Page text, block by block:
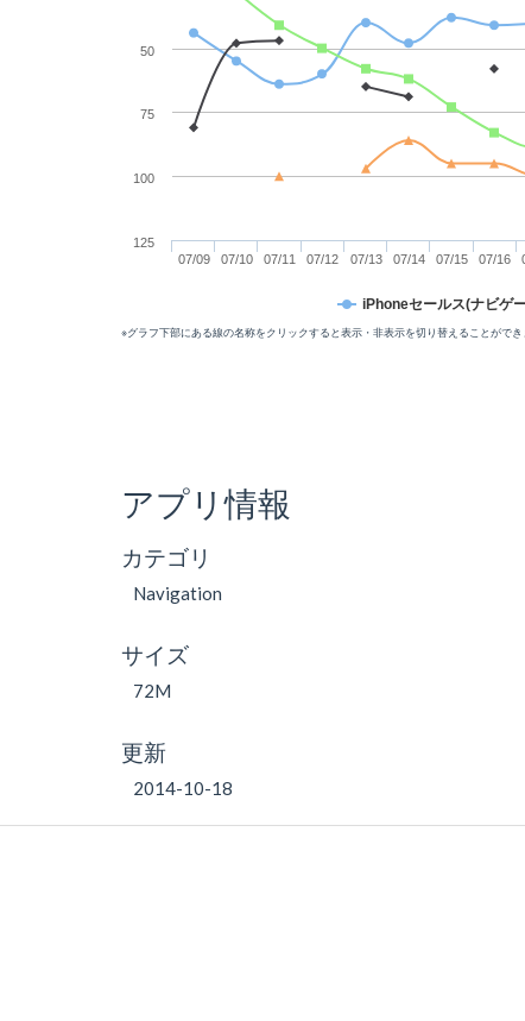
iPhoneセールス(ナビゲ
07/09 07/10 07/11 07/12 07/13 07/14 07/15 07/16
100
50
75
125
※グラフ下部にある線の名称をクリックすると表示・非表示を切り替えることができ
アプリ情報
カテゴリ
Navigation
サイズ
72M
更新
2014-10-18